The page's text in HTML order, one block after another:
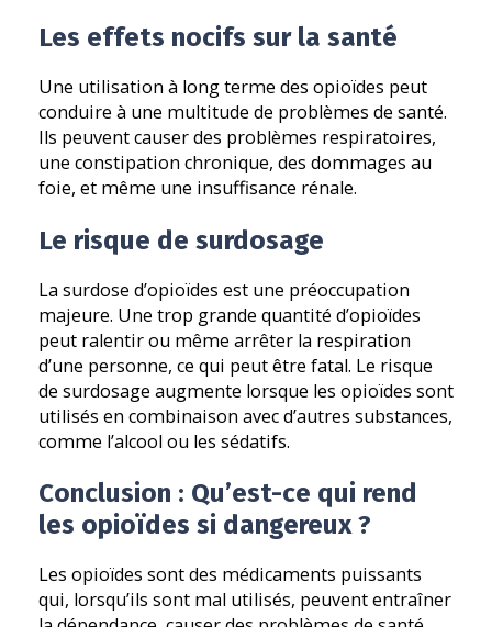
Les effets nocifs sur la santé
Une utilisation à long terme des opioïdes peut
conduire à une multitude de problèmes de santé.
Ils peuvent causer des problèmes respiratoires,
une constipation chronique, des dommages au
foie, et même une insuffisance rénale.
Le risque de surdosage
La surdose d’opioïdes est une préoccupation
majeure. Une trop grande quantité d’opioïdes
peut ralentir ou même arrêter la respiration
d’une personne, ce qui peut être fatal. Le risque
de surdosage augmente lorsque les opioïdes sont
utilisés en combinaison avec d’autres substances,
comme l’alcool ou les sédatifs.
Conclusion : Qu’est-ce qui rend
les opioïdes si dangereux ?
Les opioïdes sont des médicaments puissants
qui, lorsqu’ils sont mal utilisés, peuvent entraîner